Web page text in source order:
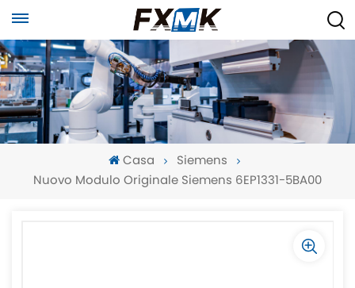
Casa
Siemens
Nuovo Modulo Originale Siemens 6EP1331-5BA00